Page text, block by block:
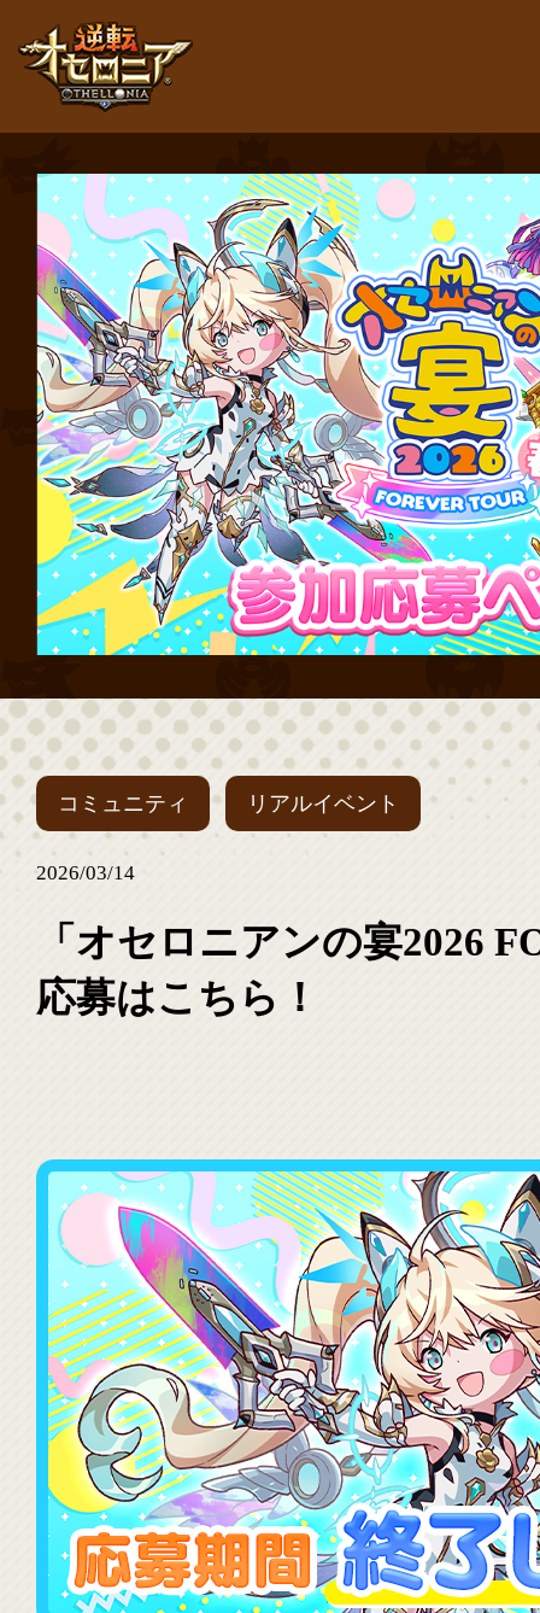
コミュニティ リアルイベント
2026/03/14
「オセロニアンの宴2026
応募はこちら！